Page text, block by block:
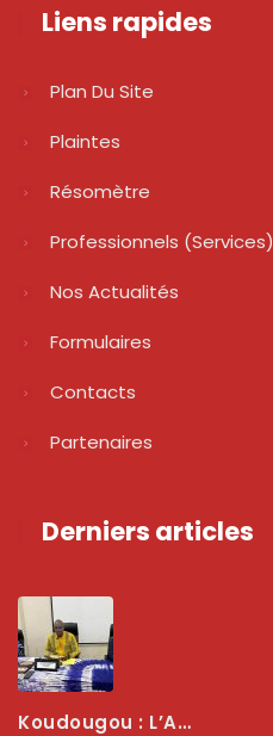
Liens rapides
Plan Du Site
Plaintes
Résomètre
Professionnels (services)
Nos Actualités
Formulaires
Contacts
Partenaires
Derniers articles
Koudougou : L’ARCEP Renforce Le Dialogue Avec Les Associations De Consommateurs Pour Mieux Protéger Les Usagers